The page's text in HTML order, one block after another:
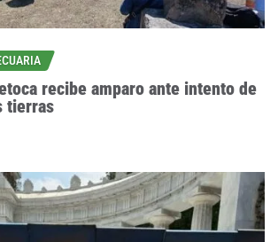
recibe amparo ante intento de
tierras